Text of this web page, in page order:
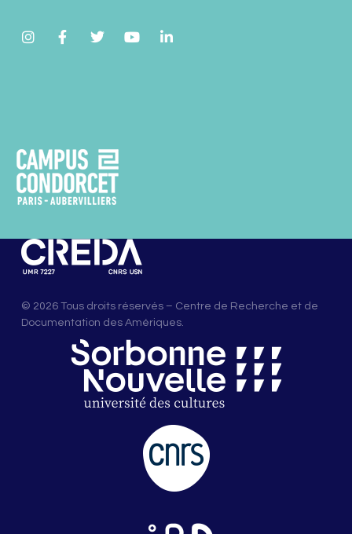
© 2026 Tous droits réservés – Centre de Recherche et de
Documentation des Amériques.